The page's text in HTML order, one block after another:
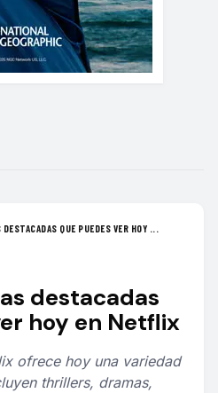
QUE PUEDES VER HOY ...
destacadas
hoy en Netflix
ofrece hoy una variedad
thrillers, dramas,